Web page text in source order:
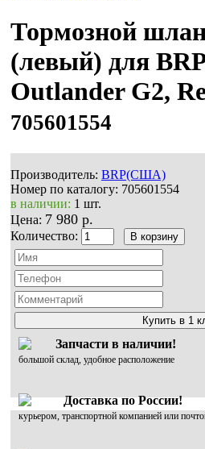
Тормозной
(левый) для
Outlander G2,
705601554
Производитель: BRP(США)
Номер по каталогу: 705601554
в наличии: 1 шт.
Цена: 7 980 р.
Количество:
Купить в 1
Запчасти в наличии!
большой склад, удобное расположение
Доставка по России!
курьером, транспортной компанией или